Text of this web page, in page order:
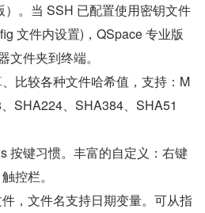
）。当 SSH 已配置使用密钥文件
文件内设置)，QSpace 专业版
件夹到终端。
比较各种文件哈希值，支持：M
SHA224、SHA384、SHA51
按键习惯。丰富的自定义：右键
控栏。
，文件名支持日期变量。可从指